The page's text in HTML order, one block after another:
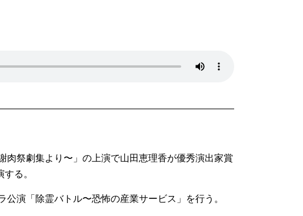
祭劇集より〜」の上演で山田恵理香が優秀演出家賞
る。
演「除霊バトル〜恐怖の産業サービス」を行う。